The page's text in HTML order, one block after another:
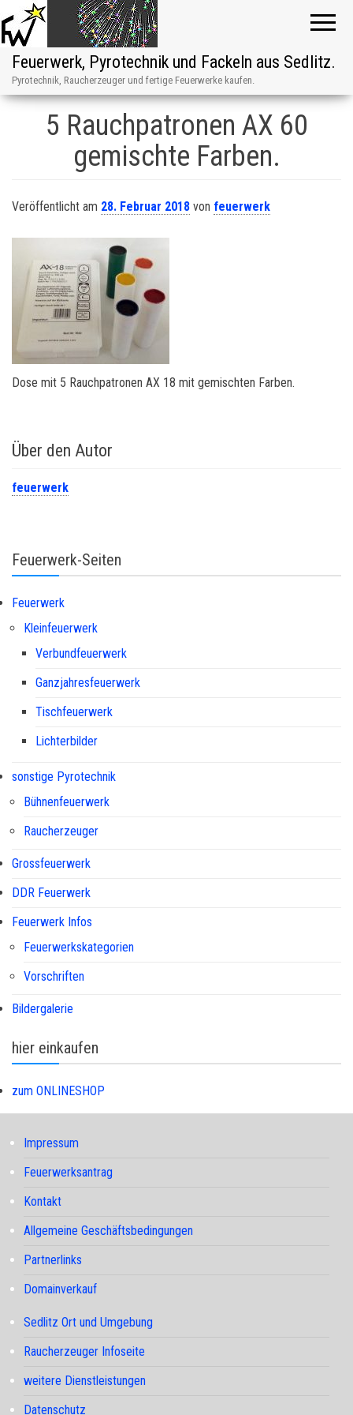
Feuerwerk, Pyrotechnik und Fackeln aus Sedlitz.
Pyrotechnik, Raucherzeuger und fertige Feuerwerke kaufen.
5 Rauchpatronen AX 60
gemischte Farben.
Veröffentlicht am 28. Februar 2018 von feuerwerk
Dose mit 5 Rauchpatronen AX 18 mit gemischten Farben.
Über den Autor
feuerwerk
Feuerwerk-Seiten
Feuerwerk
Kleinfeuerwerk
Verbundfeuerwerk
Ganzjahresfeuerwerk
Tischfeuerwerk
Lichterbilder
sonstige Pyrotechnik
Bühnenfeuerwerk
Raucherzeuger
Grossfeuerwerk
DDR Feuerwerk
Feuerwerk Infos
Feuerwerkskategorien
Vorschriften
Bildergalerie
hier einkaufen
zum ONLINESHOP
Impressum
Feuerwerksantrag
Kontakt
Allgemeine Geschäftsbedingungen
Partnerlinks
Domainverkauf
Sedlitz Ort und Umgebung
Raucherzeuger Infoseite
weitere Dienstleistungen
Datenschutz